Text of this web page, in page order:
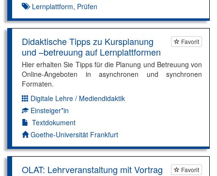
Lernplattform, Prüfen
Favorit
Didaktische Tipps zu Kursplanung
und –betreuung auf Lernplattformen
Hier erhalten Sie Tipps für die Planung und Betreuung von
Online-Angeboten in asynchronen und synchronen
Formaten.
Dimension:
Digitale Lehre / Mediendidaktik
Kompetenzniveau:
Einsteiger*in
Textdokument
Autor*in:
Goethe-Universität Frankfurt
Favorit
OLAT: Lehrveranstaltung mit Vortrag